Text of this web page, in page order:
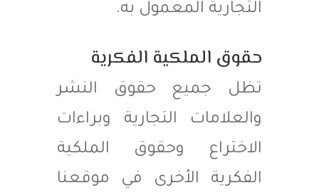
التجارية المعمول به.
حقوق الملكية الفكرية
تظل جميع حقوق النشر
والعلامات التجارية وبراءات
الاختراع وحقوق الملكية
الفكرية الأخرى في موقعنا